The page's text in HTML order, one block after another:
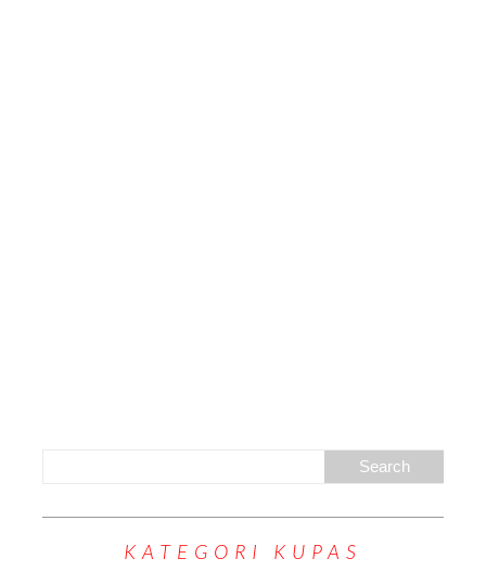
KATEGORI KUPAS